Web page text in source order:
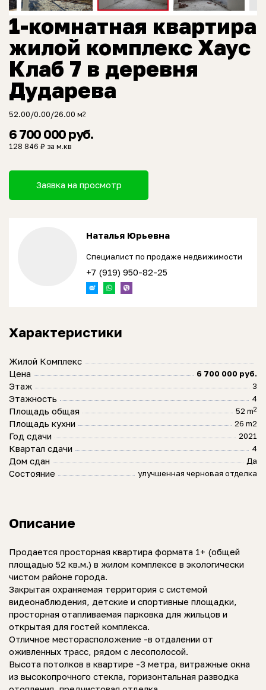
1-комнатная квартира
жилой комплекс Хаус
Клаб 7 в деревня
Дударева
52.00/0.00/26.00 м2
6 700 000 руб.
128 846 ₽ за м.кв
Заявка на просмотр
Наталья Юрьевна
Специалист по продаже недвижимости
+7 (919) 950-82-25
Характеристики
Жилой Комплекс
Цена
6 700 000 руб.
Этаж 3
Этажность 4
Площадь общая 52 m2
Площадь кухни 26 m2
Год сдачи 2021
Квартал сдачи 4
Дом сдан Да
Состояние улучшенная черновая отделка
Описание
Продается просторная квартира формата 1+ (общей
площадью 52 кв.м.) в жилом комплексе в экологически
чистом районе города.
Закрытая охраняемая территория с системой
видеонаблюдения, детские и спортивные площадки,
просторная отапливаемая парковка для жильцов и
открытая для гостей комплекса.
Отличное месторасположение -в отдалении от
оживленных трасс, рядом с лесополосой.
Высота потолков в квартире -3 метра, витражные окна
из высокопрочного стекла, горизонтальная разводка